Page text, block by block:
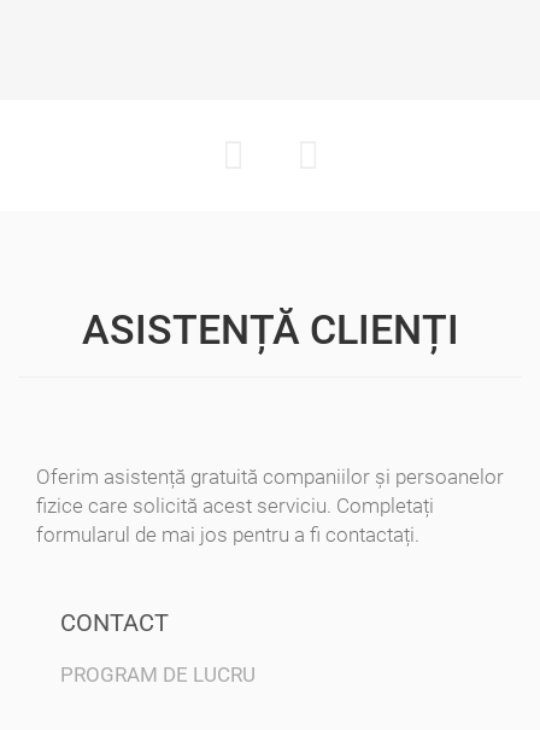
Notar Ioana Dragomir
S.P.N. Riba şi Dragomir
Avocat Specializat în Drept Civil • Avocat Specializat în Dreptul Familiei
Str. Cluceru Udricani 20 | Sector 3
Avocati Bucuresti • Cabinete Avocatura Bucuresti • Avocati Specializati Bucuresti • Avocat Bun Bucuresti • Avocat Bucuresti • Bucuresti Avocat • Avocat
ASISTENȚĂ CLIENȚI
Oferim asistență gratuită companiilor și persoanelor
fizice care solicită acest serviciu. Completați
formularul de mai jos pentru a fi contactați.
CONTACT
PROGRAM DE LUCRU